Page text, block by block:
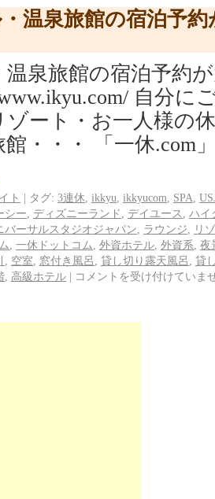
温泉旅館の宿泊予
泉旅館の宿泊予約
自分に
ゾート・お一人様の
館・・・ 「一休
ト | タグ: 3連休 ikkyu ikkyucom SPA
シー ディズニーランド デイユース
ハイ
バーサルスタジオジャパン ラウンジ
リ
一休ドットコム 外資ホテル 外資系 夜
空室 窓付き風呂 貸し切り露天風呂
貸
高級ホテル | コメントを受け付けていま